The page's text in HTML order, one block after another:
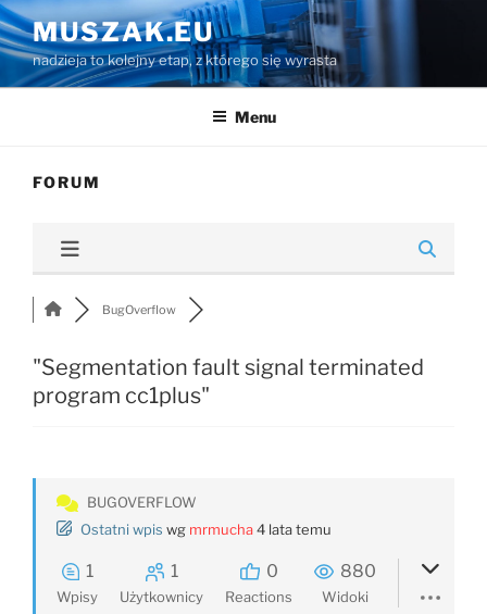
Przejdź
do
treści
MUSZAK.EU
nadzieja to kolejny etap, z którego się wyrasta
Menu
FORUM
BugOverflow
"Segmentation fault signal terminated
program cc1plus"
BUGOVERFLOW
Ostatni wpis wg mrmucha4 lata temu
1
Wpisy
1
Użytkownicy
0
Reactions
880
Widoki